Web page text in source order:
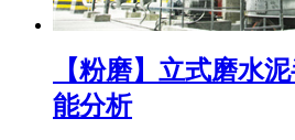
【粉磨】立式磨水
能分析